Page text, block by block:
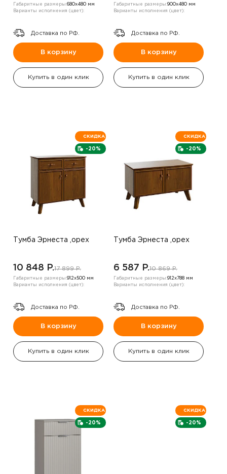
Габаритные размеры:680х480 мм
Варианты исполнения (цвет):
Доставка по РФ.
В корзину
Купить в один клик
Габаритные размеры:900х480 мм
Варианты исполнения (цвет):
Доставка по РФ.
В корзину
Купить в один клик
-20%
СКИДКА
Тумба Эрнеста ,орех
10 848 P.17 899 P.
Габаритные размеры:912х500 мм
Варианты исполнения (цвет):
Доставка по РФ.
В корзину
Купить в один клик
-20%
СКИДКА
Тумба Эрнеста ,орех
6 587 P.10 869 P.
Габаритные размеры:912х788 мм
Варианты исполнения (цвет):
Доставка по РФ.
В корзину
Купить в один клик
-20%
СКИДКА
-20%
СКИДКА